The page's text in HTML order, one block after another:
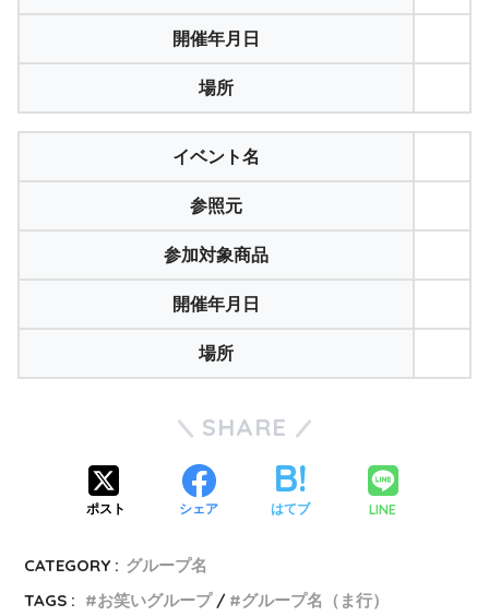
開催年月日
場所
イベント名
参照元
参加対象商品
開催年月日
場所
SHARE
ポスト シェア はてブ LINE
CATEGORY : グループ名
TAGS :
お笑いグループ グループ名（ま行）